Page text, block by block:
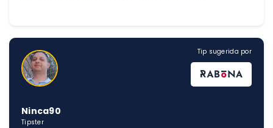
Tip sugerida por
Ninca90
Tipster